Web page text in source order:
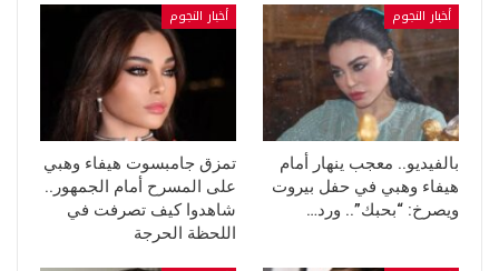
أخبار النجوم
بالفيديو.. معجب ينهار أمام
هيفاء وهبي في حفل بيروت
ويصرخ: “بحبك”.. ورد…
أخبار النجوم
تمزق جامبسوت هيفاء وهبي
على المسرح أمام الجمهور..
شاهدوا كيف تصرفت في
اللحظة الحرجة